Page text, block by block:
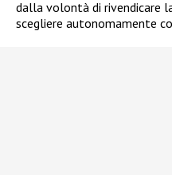
dalla volontà di rivendicare
scegliere autonomamente